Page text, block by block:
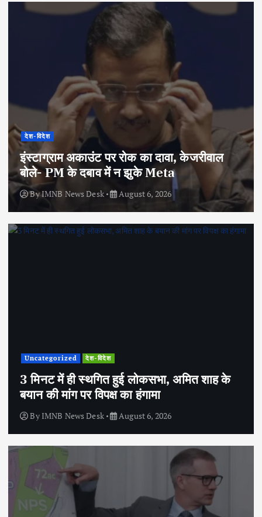
देश-विदेश
इंस्टाग्राम अकाउंट पर रोक का दावा, केजरीवाल
बोले- PM के दबाव में न झुके Meta
ByIMNB News Desk August 6, 2026
Uncategorized देश-विदेश
3 मिनट में ही स्थगित हुई लोकसभा, अमित शाह के
बयान की मांग पर विपक्ष का हंगामा
By IMNB News Desk August 6, 2026